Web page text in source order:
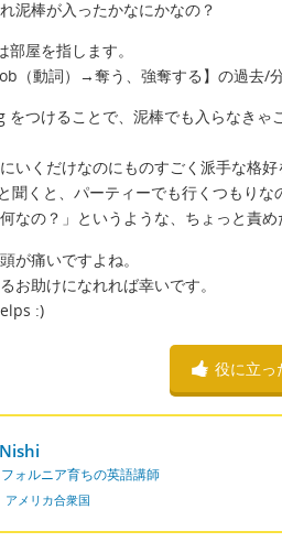
泥棒が入ったかなにかなの？
屋を指します。
動詞）→奪う、強奪する】の過去/分
つけることで、泥棒でも入らなきゃ
いくだけなのにものすごく派手な
聞くと、パーティーでも行くつもりな
なの？」というような、ちょっと責め
が痛いですよね。
お助けになれれば幸いです。
:)
役に立っ
ォルニア育ちの英語講師
アメリカ合衆国